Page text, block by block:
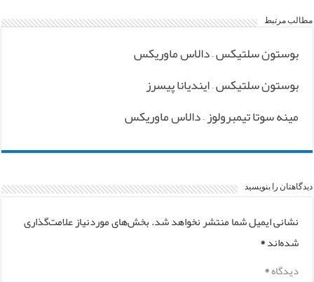
مطالب مرتبط
بوستون سلتیکس – دالاس ماوریکس
بوستون سلتیکس – ایندیانا پیسرز
مینه سوتا تیمبرولوز – دالاس ماوریکس
دیدگاهتان را بنویسید
نشانی ایمیل شما منتشر نخواهد شد.بخش‌های موردنیاز علامت‌گذاری
شده‌اند*
دیدگاه*